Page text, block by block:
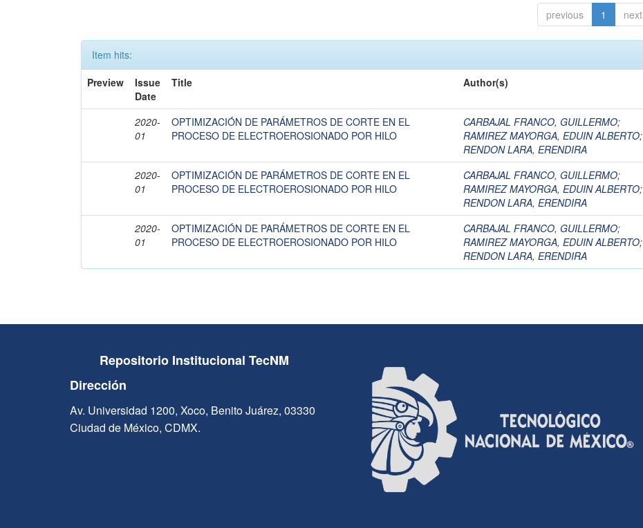
previous 1 next
Item hits:
Preview
Issue
Date
Title Author(s)
2020-
01
OPTIMIZACIÓN DE PARÁMETROS DE CORTE EN EL
PROCESO DE ELECTROEROSIONADO POR HILO
CARBAJAL FRANCO, GUILLERMO;
RAMIREZ MAYORGA, EDUIN ALBERTO;
RENDON LARA, ERENDIRA
2020-
01
OPTIMIZACIÓN DE PARÁMETROS DE CORTE EN EL
PROCESO DE ELECTROEROSIONADO POR HILO
CARBAJAL FRANCO, GUILLERMO;
RAMIREZ MAYORGA, EDUIN ALBERTO;
RENDON LARA, ERENDIRA
2020-
01
OPTIMIZACIÓN DE PARÁMETROS DE CORTE EN EL
PROCESO DE ELECTROEROSIONADO POR HILO
CARBAJAL FRANCO, GUILLERMO;
RAMIREZ MAYORGA, EDUIN ALBERTO;
RENDON LARA, ERENDIRA
Repositorio Institucional TecNM
Dirección
Av. Universidad 1200, Xoco, Benito Juárez, 03330
Ciudad de México, CDMX.